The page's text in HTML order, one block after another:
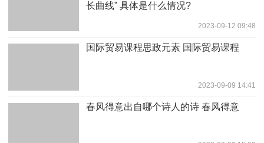
长曲线” 具体是什么情况?
2023-09-12 09:48
国际贸易课程思政元素 国际贸易课程
2023-09-09 14:41
春风得意出自哪个诗人的诗 春风得意